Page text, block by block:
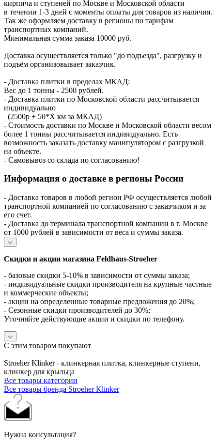
кирпича и ступеней по Москве и Московской области
в течении 1-3 дней с моменты оплаты для товаров из наличия.
Так же оформляем доставку в регионы по тарифам
транспортных компаний.
Минимальная сумма заказа 10000 руб.
Доставка осуществляется только "до подъезда", разгрузку и
подъём организовывает заказчик.
- Доставка плитки в пределах МКАД:
Вес до 1 тонны - 2500 рублей.
- Доставка плитки по Московской области рассчитывается
индивидуально
(2500р + 50*X км за МКАД)
- Стоимость доставки по Москве и Московской области весом
более 1 тонны рассчитывается индивидуально. Есть
возможность заказать доставку манипулятором с разгрузкой
на объекте.
- Самовывоз со склада по согласованию!
Информация о доставке в регионы России
- Доставка товаров в любой регион РФ осуществляется любой
транспортной компанией по согласованию с заказчиком и за
его счет.
- Доставка до терминала транспортной компании в г. Москве
от 1000 рублей в зависимости от веса и суммы заказа.
Скидки и акции магазина Feldhaus-Stroeher
- базовые скидки 5-10% в зависимости от суммы заказа;
- индивидуальные скидки производителя на крупные частные
и коммерческие объекты;
- акции на определенные товарные предложения до 20%;
- Сезонные скидки производителей до 30%;
Уточняйте действующие акции и скидки по телефону.
С этим товаром покупают
Stroeher Klinker - клинкерная плитка, клинкерные ступени,
клинкер для крыльца
Все товары категории
Все товары бренда Stroeher Klinker
Нужна консультация?